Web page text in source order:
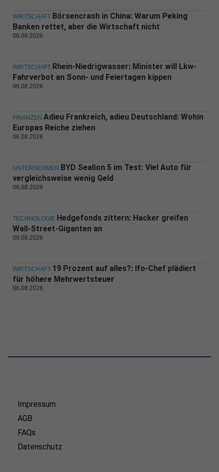
WIRTSCHAFT Börsencrash in China: Warum Peking
Banken rettet, aber die Wirtschaft nicht
06.08.2026
WIRTSCHAFT Rhein-Niedrigwasser: Minister will Lkw-
Fahrverbot an Sonn- und Feiertagen kippen
06.08.2026
FINANZEN Adieu Frankreich, adieu Deutschland: Wohin
Europas Reiche ziehen
06.08.2026
UNTERNEHMEN BYD Sealion 5 im Test: Viel Auto für
vergleichsweise wenig Geld
06.08.2026
TECHNOLOGIE Hedgefonds zittern: Hacker greifen
Wall-Street-Giganten an
06.08.2026
WIRTSCHAFT 19 Prozent auf alles?: Ifo-Chef plädiert
für höhere Mehrwertsteuer
06.08.2026
Impressum
AGB
FAQs
Datenschutz